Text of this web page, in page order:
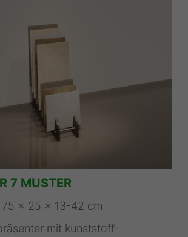
7 MUSTER
75 x 25 x 13-42 cm
mit kunststoff-